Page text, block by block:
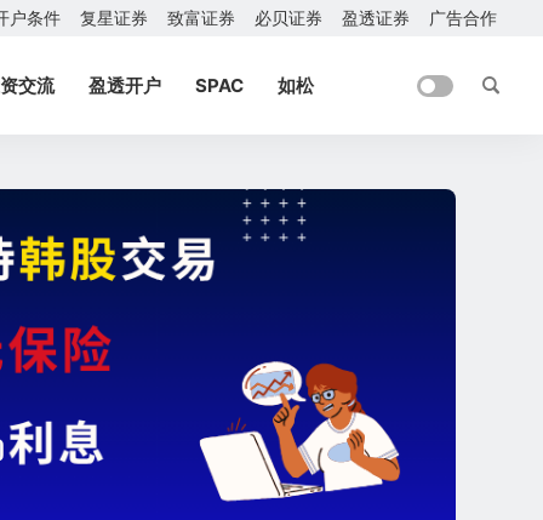
户条件 复星证券 致富证券 必贝证券 盈透证券 广告合作
交流 盈透开户 SPAC 如松